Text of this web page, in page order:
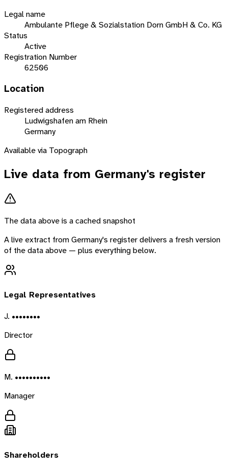
Legal name
Ambulante Pflege & Sozialstation Dorn GmbH & Co. KG
Status
Active
Registration Number
62506
Location
Registered address
Ludwigshafen am Rhein
Germany
Available via Topograph
Live data from Germany's register
The data above is a cached snapshot
A live extract fromGermany's register delivers a fresh version
of the data above — plus everything below.
Legal Representatives
J. ••••••••
Director
M. ••••••••••
Manager
Shareholders